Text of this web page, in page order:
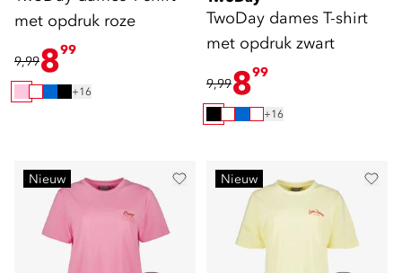
met opdruk roze
9,99899
+16
TwoDay dames T-shirt
met opdruk zwart
9,99899
+16
Nieuw Nieuw